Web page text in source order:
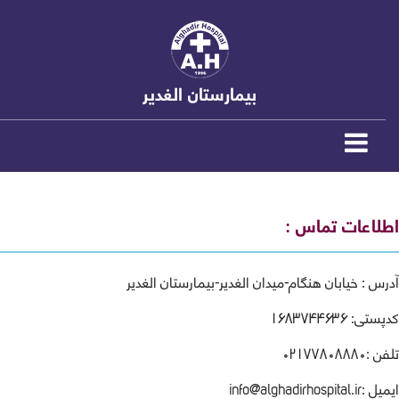
بیمارستان الغدیر
اطلاعات تماس :
آدرس : خیابان هنگام-میدان الغدیر-بیمارستان الغدیر
کدپستی: ۱۶۸۳۷۴۴۶۳۶
تلفن :۰۲۱۷۷۸۰۸۸۸۰
ایمیل :info@alghadirhospital.ir